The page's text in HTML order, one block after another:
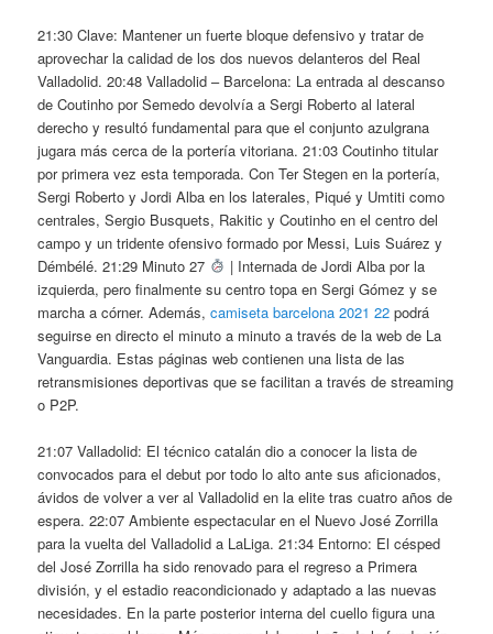
21:30 Clave: Mantener un fuerte bloque defensivo y tratar de
aprovechar la calidad de los dos nuevos delanteros del Real
Valladolid. 20:48 Valladolid – Barcelona: La entrada al descanso
de Coutinho por Semedo devolvía a Sergi Roberto al lateral
derecho y resultó fundamental para que el conjunto azulgrana
jugara más cerca de la portería vitoriana. 21:03 Coutinho titular
por primera vez esta temporada. Con Ter Stegen en la portería,
Sergi Roberto y Jordi Alba en los laterales, Piqué y Umtiti como
centrales, Sergio Busquets, Rakitic y Coutinho en el centro del
campo y un tridente ofensivo formado por Messi, Luis Suárez y
Démbélé. 21:29 Minuto 27
| Internada de Jordi Alba por la
izquierda, pero finalmente su centro topa en Sergi Gómez y se
marcha a córner. Además,camiseta barcelona 2021 22 podrá
seguirse en directo el minuto a minuto a través de la web de La
Vanguardia. Estas páginas web contienen una lista de las
retransmisiones deportivas que se facilitan a través de streaming
o P2P.
21:07 Valladolid: El técnico catalán dio a conocer la lista de
convocados para el debut por todo lo alto ante sus aficionados,
ávidos de volver a ver al Valladolid en la elite tras cuatro años de
espera. 22:07 Ambiente espectacular en el Nuevo José Zorrilla
para la vuelta del Valladolid a LaLiga. 21:34 Entorno: El césped
del José Zorrilla ha sido renovado para el regreso a Primera
división, y el estadio reacondicionado y adaptado a las nuevas
necesidades. En la parte posterior interna del cuello figura una